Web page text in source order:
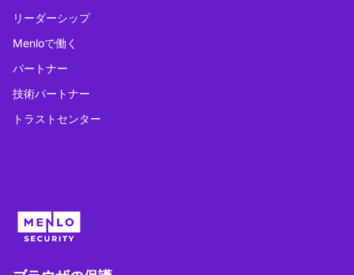
リーダーシップ
Menloで働く
パートナー
技術パートナー
トラストセンター